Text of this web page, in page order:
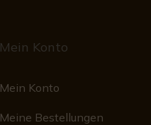
Mein Konto
Mein Konto
Meine Bestellungen